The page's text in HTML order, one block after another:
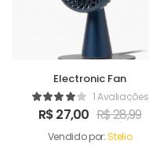
Electronic Fan
1 Avaliações
R$27,00 R$28,99
Vendido por:Stelio